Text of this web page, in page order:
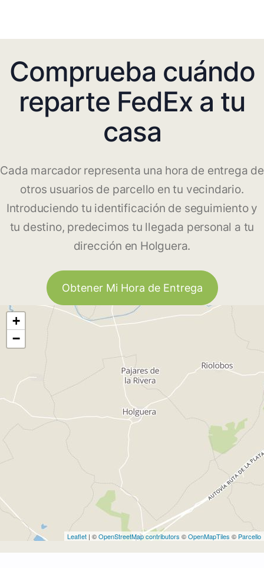
Comprueba cuándo
reparte FedEx a tu
casa
Cada marcador representa una hora de entrega de
otros usuarios de parcello en tu vecindario.
Introduciendo tu identificación de seguimiento y
tu destino, predecimos tu llegada personal a tu
dirección en Holguera.
Obtener Mi Hora de Entrega
+
−
Leaflet | ©OpenStreetMap contributors ©OpenMapTiles © Parcello